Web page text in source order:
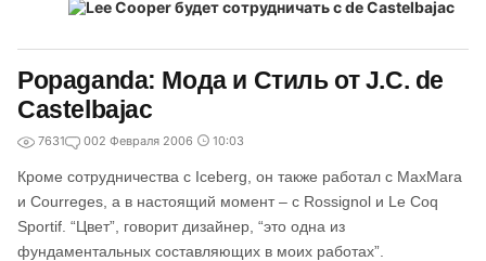
Popaganda: Мода и Стиль от J.C. de
Castelbajac
7631 002 Февраля 2006 10:03
Кроме сотрудничества с Iceberg, он также работал с MaxMara
и Courreges, а в настоящий момент – с Rossignol и Le Coq
Sportif. “Цвет”, говорит дизайнер, “это одна из
фундаментальных составляющих в моих работах”.